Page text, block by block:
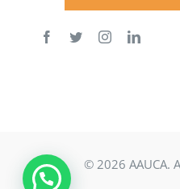
© 2026 AAUCA.